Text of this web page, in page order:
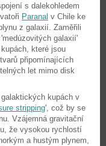
s dalekohledem
Paranal v Chile ke
z galaxií. Zaměřili
galaxií'
které jsou
připomínajících
let mimo disk
kupách v
stripping', což by se
Vzájemná gravitační
že vysokou rychlostí
a hustým plynem,